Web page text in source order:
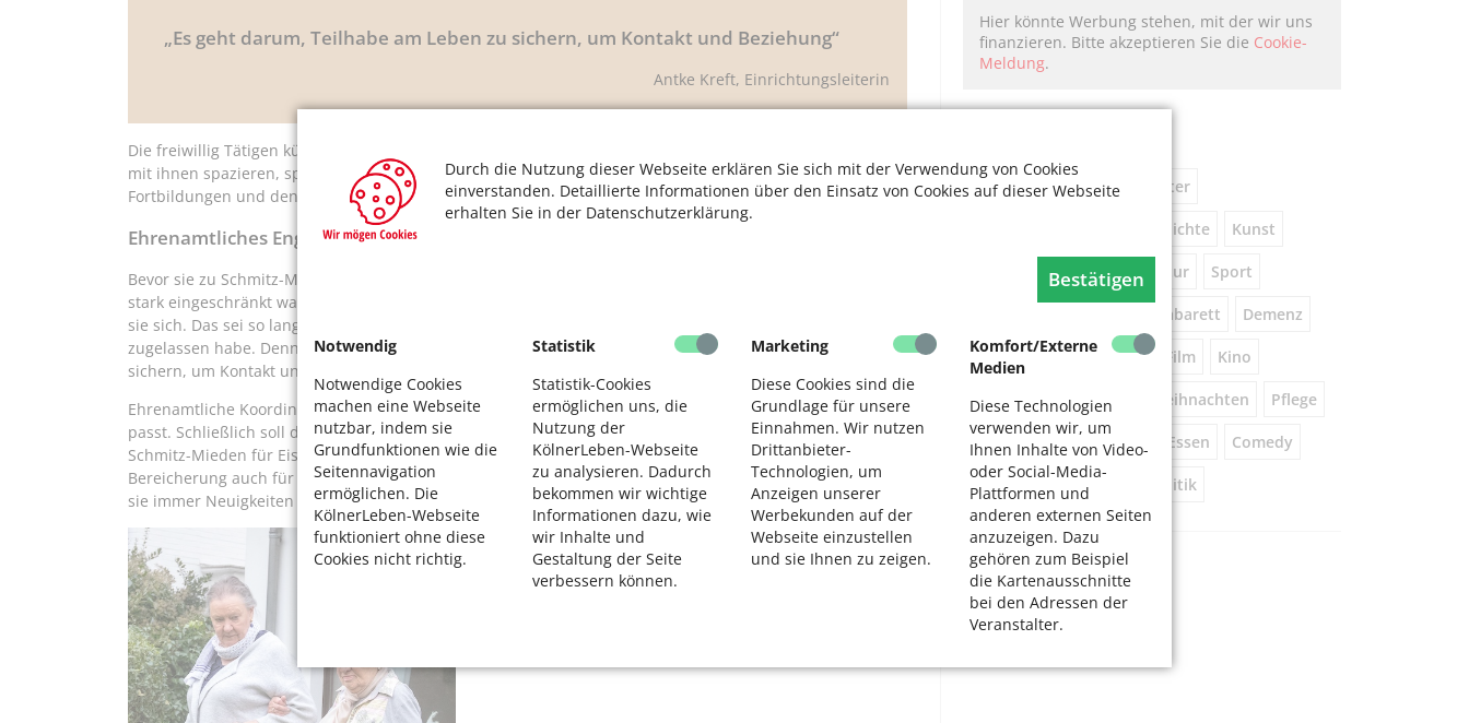
Durch die Nutzung dieser Webseite erklären Sie sich mit der Verwendung von Cookies
einverstanden. Detaillierte Informationen über den Einsatz von Cookies auf dieser Webseite
erhalten Sie in der Datenschutzerklärung.
Bestätigen
Notwendig
Notwendige Cookies
machen eine Webseite
nutzbar, indem sie
Grundfunktionen wie die
Seitennavigation
ermöglichen. Die
KölnerLeben-Webseite
funktioniert ohne diese
Cookies nicht richtig.
Statistik
Statistik-Cookies
ermöglichen uns, die
Nutzung der
KölnerLeben-Webseite
zu analysieren. Dadurch
bekommen wir wichtige
Informationen dazu, wie
wir Inhalte und
Gestaltung der Seite
verbessern können.
Marketing
Diese Cookies sind die
Grundlage für unsere
Einnahmen. Wir nutzen
Drittanbieter-
Technologien, um
Anzeigen unserer
Werbekunden auf der
Webseite einzustellen
und sie Ihnen zu zeigen.
Komfort/Externe
Medien
Diese Technologien
verwenden wir, um
Ihnen Inhalte von Video-
oder Social-Media-
Plattformen und
anderen externen Seiten
anzuzeigen. Dazu
gehören zum Beispiel
die Kartenausschnitte
bei den Adressen der
Veranstalter.
„Es geht darum, Teilhabe am Leben zu sichern, um Kontakt und Beziehung“
Antke Kreft, Einrichtungsleiterin
Die freiwillig Tätigen kümmern sich vorrangig um ältere Nachbarn, erledigen etwa deren Einkauf, gehen
mit ihnen spazieren, spielen Schach, lesen aus der Zeitung vor. Als Gegenleistung erhalten sie kostenlose
Fortbildungen und den Besuch einer Schulung zum Thema „Kultur der Achtsamkeit“.
Ehrenamtliches Engagement
Bevor sie zu Schmitz-Mieden kam, hatte Eisenmenger einen Mann besucht, der nach einem Schlaganfall
stark eingeschränkt war. „Wenn seine Frau beim Sport war, habe ich mich mit ihm unterhalten“, erinnert
sie sich. Das sei so lange gegangen, bis der Gesundheitszustand des damals 60-Jährigen das nicht mehr
zugelassen habe. Denn Pflege übernimmt Kölsch Hätz nicht. „Es geht darum, Teilhabe am Leben zu
sichern, um Kontakt und Beziehung“, so Kreft.
Ehrenamtliche Koordinatoren bringen die Menschen zusammen. Dabei wird geschaut, ob das menschlich
passt. Schließlich soll das Ehrenamt nicht zur lästigen Pflicht verkommen. Das sind die Besuche bei
Schmitz-Mieden für Eisenmenger auf keinen Fall. Im Gegenteil meint die 76-Jährige: „Sie sind eine
Bereicherung auch für mein Leben.“ Beide seien sich auf Anhieb sympathisch gewesen. Obendrein erfahre
sie immer Neuigkeiten aus dem Veedel, da Gertie Schmitz-Mieden gut vernetzt sei.
Hier könnte Werbung stehen, mit der wir uns
finanzieren. Bitte akzeptieren Sie die Cookie-
Meldung.
Musik kostenlos Theater
Geschichte Kunst
Natur Literatur Sport
Kabarett Demenz
Wandern Brauchtum Film Kino
Vorsorge Beratung Weihnachten Pflege
Feste Tanz Vortrag Essen Comedy
Digital Gesundheit Politik